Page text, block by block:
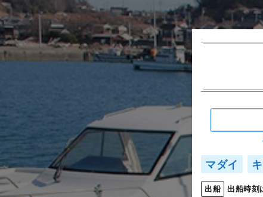
マダイ
出船 出船時刻